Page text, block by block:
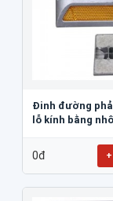
Đinh đường
lỗ kính bằng
0đ